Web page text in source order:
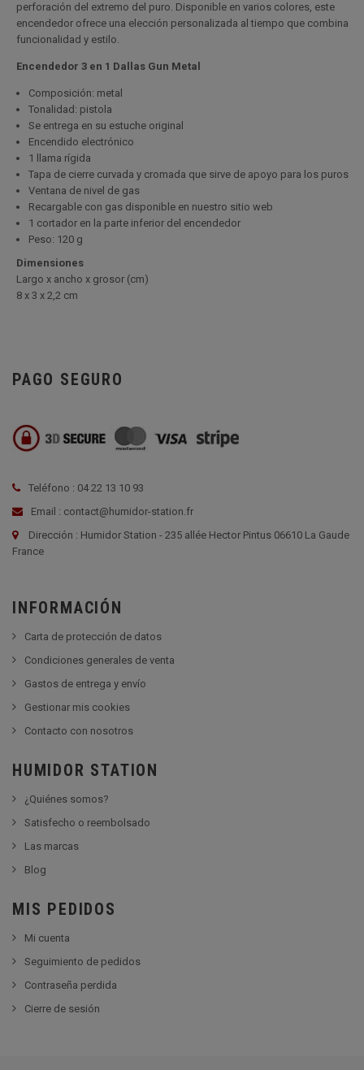
perforación del extremo del puro. Disponible en varios colores, este
encendedor ofrece una elección personalizada al tiempo que combina
funcionalidad y estilo.
Encendedor 3 en 1 Dallas Gun Metal
Composición: metal
Tonalidad: pistola
Se entrega en su estuche original
Encendido electrónico
1 llama rígida
Tapa de cierre curvada y cromada que sirve de apoyo para los puros
Ventana de nivel de gas
Recargable con gas disponible en nuestro sitio web
1 cortador en la parte inferior del encendedor
Peso: 120 g
Dimensiones
Largo x ancho x grosor (cm)
8 x 3 x 2,2 cm
PAGO SEGURO
Teléfono : 04 22 13 10 93
Email : contact@humidor-station.fr
Dirección : Humidor Station - 235 allée Hector Pintus 06610 La Gaude
France
INFORMACIÓN
Carta de protección de datos
Condiciones generales de venta
Gastos de entrega y envío
Gestionar mis cookies
Contacto con nosotros
HUMIDOR STATION
¿Quiénes somos?
Satisfecho o reembolsado
Las marcas
Blog
MIS PEDIDOS
Mi cuenta
Seguimiento de pedidos
Contraseña perdida
Cierre de sesión